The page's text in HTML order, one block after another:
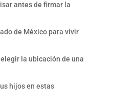
antes de firmar la
de México para vivir
la ubicación de una
hijos en estas